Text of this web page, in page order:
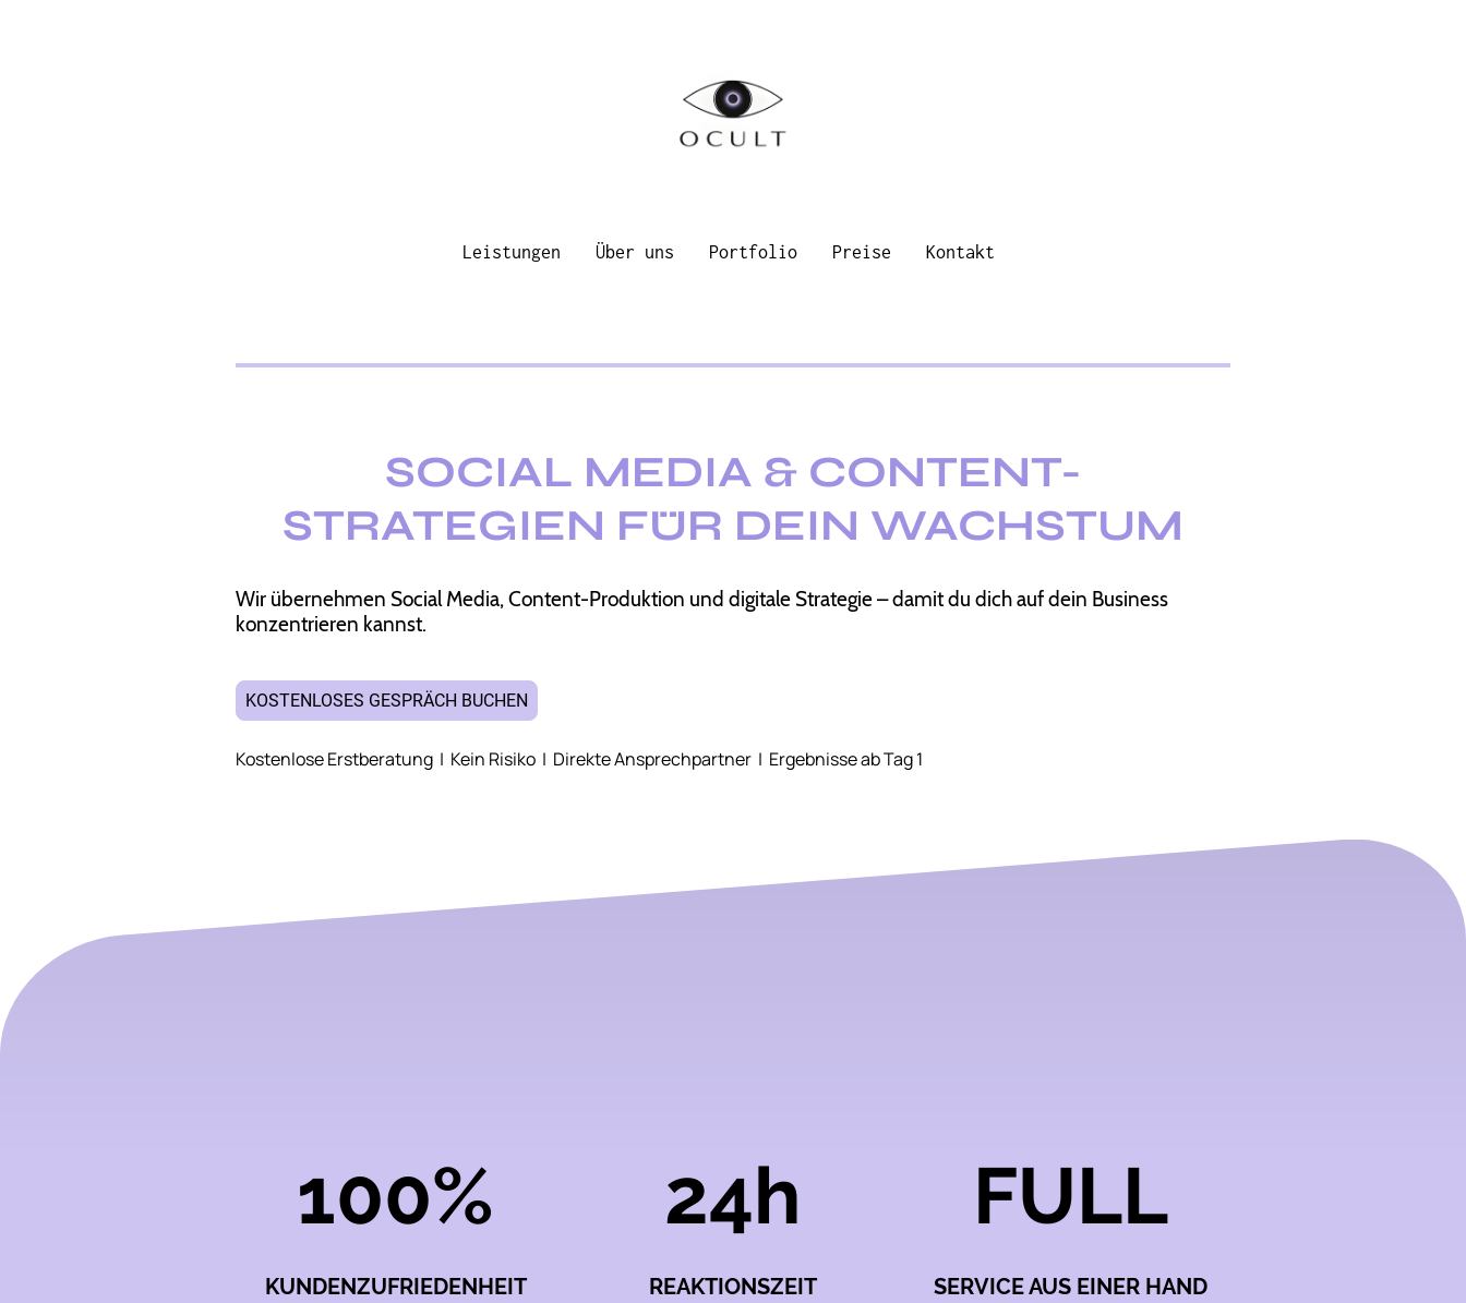
Leistungen Über uns Portfolio Preise Kontakt
SOCIAL MEDIA & CONTENT-
STRATEGIEN FÜR DEIN WACHSTUM
Wir übernehmen Social Media, Content-Produktion und digitale Strategie – damit du dich auf dein Business
konzentrieren kannst.
KOSTENLOSES GESPRÄCH BUCHEN
Kostenlose Erstberatung | Kein Risiko | Direkte Ansprechpartner | Ergebnisse ab Tag 1
100%
KUNDENZUFRIEDENHEIT
24h
REAKTIONSZEIT
FULL
SERVICE AUS EINER HAND